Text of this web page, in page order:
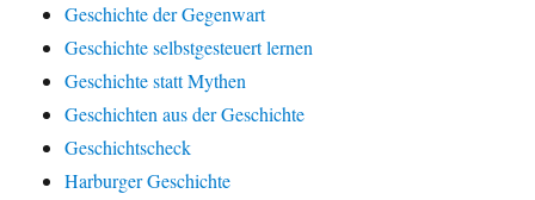
Geschichte der Gegenwart
Geschichte selbstgesteuert lernen
Geschichte statt Mythen
Geschichten aus der Geschichte
Geschichtscheck
Harburger Geschichte